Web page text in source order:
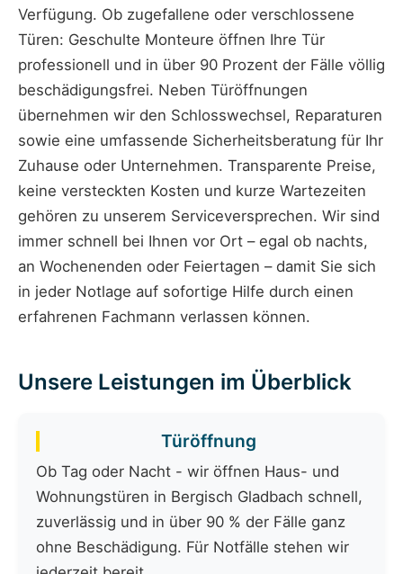
Verfügung. Ob zugefallene oder verschlossene
Türen: Geschulte Monteure öffnen Ihre Tür
professionell und in über 90 Prozent der Fälle völlig
beschädigungsfrei. Neben Türöffnungen
übernehmen wir den Schlosswechsel, Reparaturen
sowie eine umfassende Sicherheitsberatung für Ihr
Zuhause oder Unternehmen. Transparente Preise,
keine versteckten Kosten und kurze Wartezeiten
gehören zu unserem Serviceversprechen. Wir sind
immer schnell bei Ihnen vor Ort – egal ob nachts,
an Wochenenden oder Feiertagen – damit Sie sich
in jeder Notlage auf sofortige Hilfe durch einen
erfahrenen Fachmann verlassen können.
Unsere Leistungen im Überblick
Türöffnung
Ob Tag oder Nacht - wir öffnen Haus- und
Wohnungstüren in Bergisch Gladbach schnell,
zuverlässig und in über 90 % der Fälle ganz
ohne Beschädigung. Für Notfälle stehen wir